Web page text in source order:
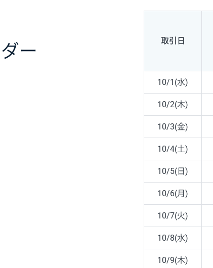
ー
取引日
10/1(水)
10/2(木)
10/3(金)
10/4(土)
10/5(日)
10/6(月)
10/7(火)
10/8(水)
10/9(木)